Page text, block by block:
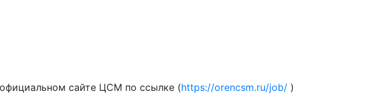
сайте ЦСМ по ссылке (https://orencsm.ru/job/ )